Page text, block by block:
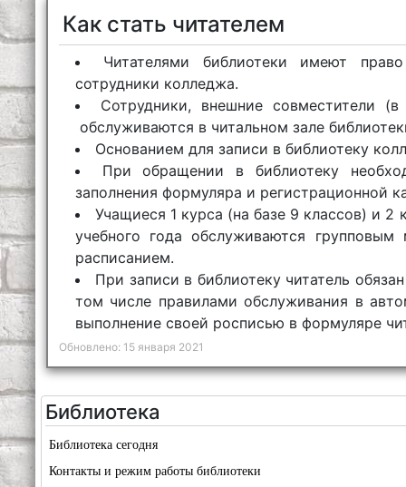
Как стать читателем
Читателями библиотеки имеют
сотрудники колледжа.
Сотрудники, внешние совместители
обслуживаются в читальном зале
Основанием для записи в библиотеку
При обращении в библиотеку
заполнения формуляра и регистрационной
Учащиеся 1 курса (на базе 9 классов) и 2
учебного года обслуживаются
расписанием.
При записи в библиотеку читатель
том числе правилами обслуживания в
выполнение своей росписью в формуляре
Обновлено: 15 января 2021
Библиотека
Библиотека сегодня
Контакты и режим работы библиотеки